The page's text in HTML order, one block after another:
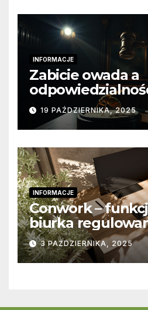
INFORMACJE
Zabicie owada a
wygląda to w
19 PAŹDZIERNIKA, 2025
INFORMACJE
Conwork –
biurka
stworzone z
nowoczesnych
przestrzeniach
3 PAŹDZIERNIKA, 2025